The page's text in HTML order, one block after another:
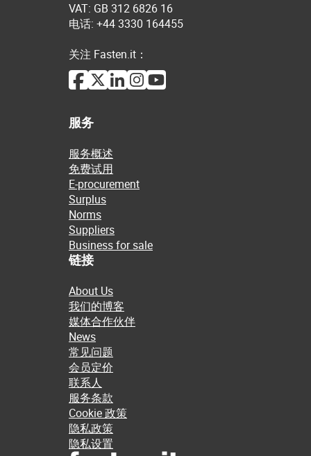
VAT: GB 312 6826 16
电话: +44 3330 164455
关注 Fasten.it：
服务
服务概述
免费试用
E-procurement
Surplus
Norms
Suppliers
Business for sale
链接
About Us
我们的博客
媒体合作伙伴
News
常见问题
会员定价
联系人
服务条款
Cookie 政策
隐私政策
隐私设置